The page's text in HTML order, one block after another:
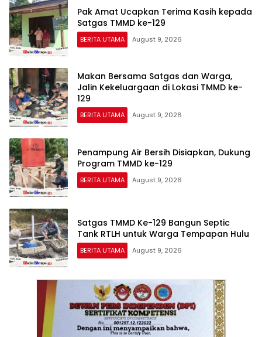
Pak Amat Ucapkan Terima Kasih kepada
Satgas TMMD ke-129
BERITA UTAMA August 9, 2026
Makan Bersama Satgas dan Warga,
Jalin Kekeluargaan di Lokasi TMMD ke-
129
BERITA UTAMA August 9, 2026
Penampung Air Bersih Disiapkan, Dukung
Program TMMD ke-129
BERITA UTAMA August 9, 2026
Satgas TMMD Ke-129 Bangun Septic
Tank RTLH untuk Warga Tempapan Hulu
BERITA UTAMA August 9, 2026